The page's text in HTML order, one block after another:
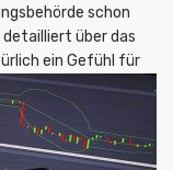
schon
detailliert über das
ein Gefühl für